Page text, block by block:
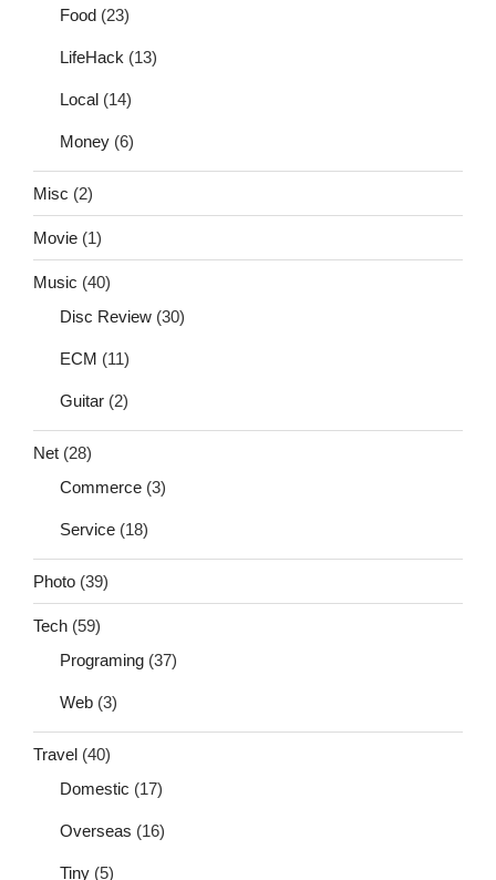
Food (23)
LifeHack (13)
Local (14)
Money (6)
Misc (2)
Movie (1)
Music (40)
Disc Review (30)
ECM (11)
Guitar (2)
Net (28)
Commerce (3)
Service (18)
Photo (39)
Tech (59)
Programing (37)
Web (3)
Travel (40)
Domestic (17)
Overseas (16)
Tiny (5)